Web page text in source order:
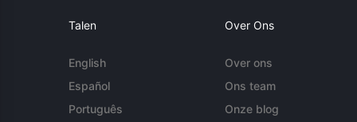
Talen
English
Español
Português
Over Ons
Over ons
Ons team
Onze blog